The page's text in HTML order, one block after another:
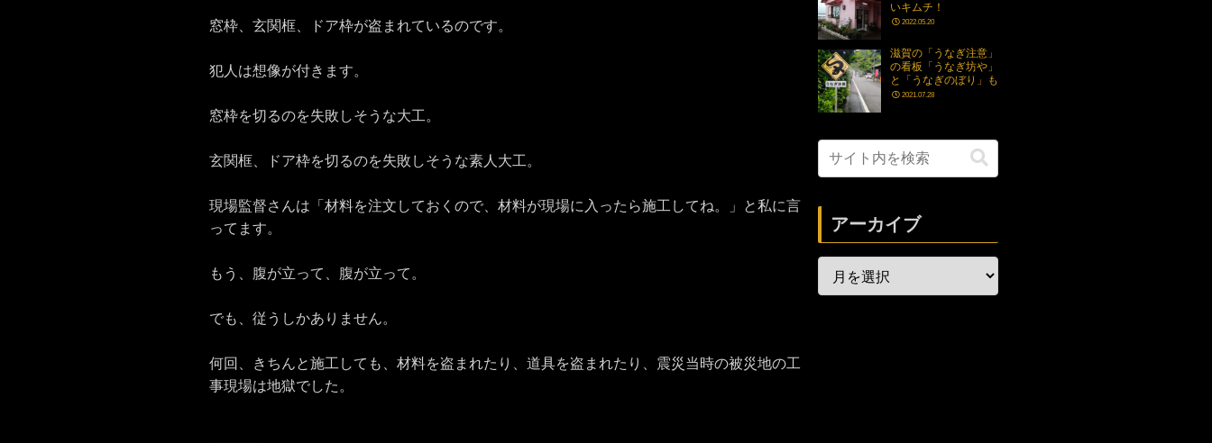
窓枠、玄関框、ドア枠が盗まれているのです。
犯人は想像が付きます。
窓枠を切るのを失敗しそうな大工。
玄関框、ドア枠を切るのを失敗しそうな素人大工。
現場監督さんは「材料を注文しておくので、材料が現場に入ったら施工してね。」と私に言
ってます。
もう、腹が立って、腹が立って。
でも、従うしかありません。
何回、きちんと施工しても、材料を盗まれたり、道具を盗まれたり、震災当時の被災地の工
事現場は地獄でした。
いキムチ！
2022.05.20
滋賀の「うなぎ注意」
の看板「うなぎ坊や」
と「うなぎのぼり」も
2021.07.28
アーカイブ